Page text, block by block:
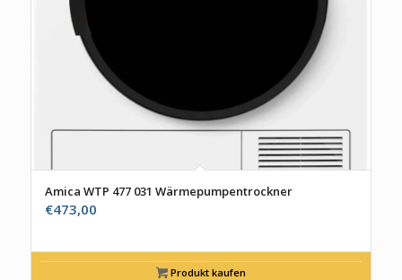
Amica WTP 477 031 Wärmepumpentrockner
€473,00
Produkt kaufen